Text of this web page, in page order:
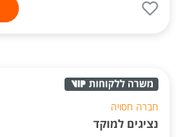
חברה חסויה
נציגים למוקד